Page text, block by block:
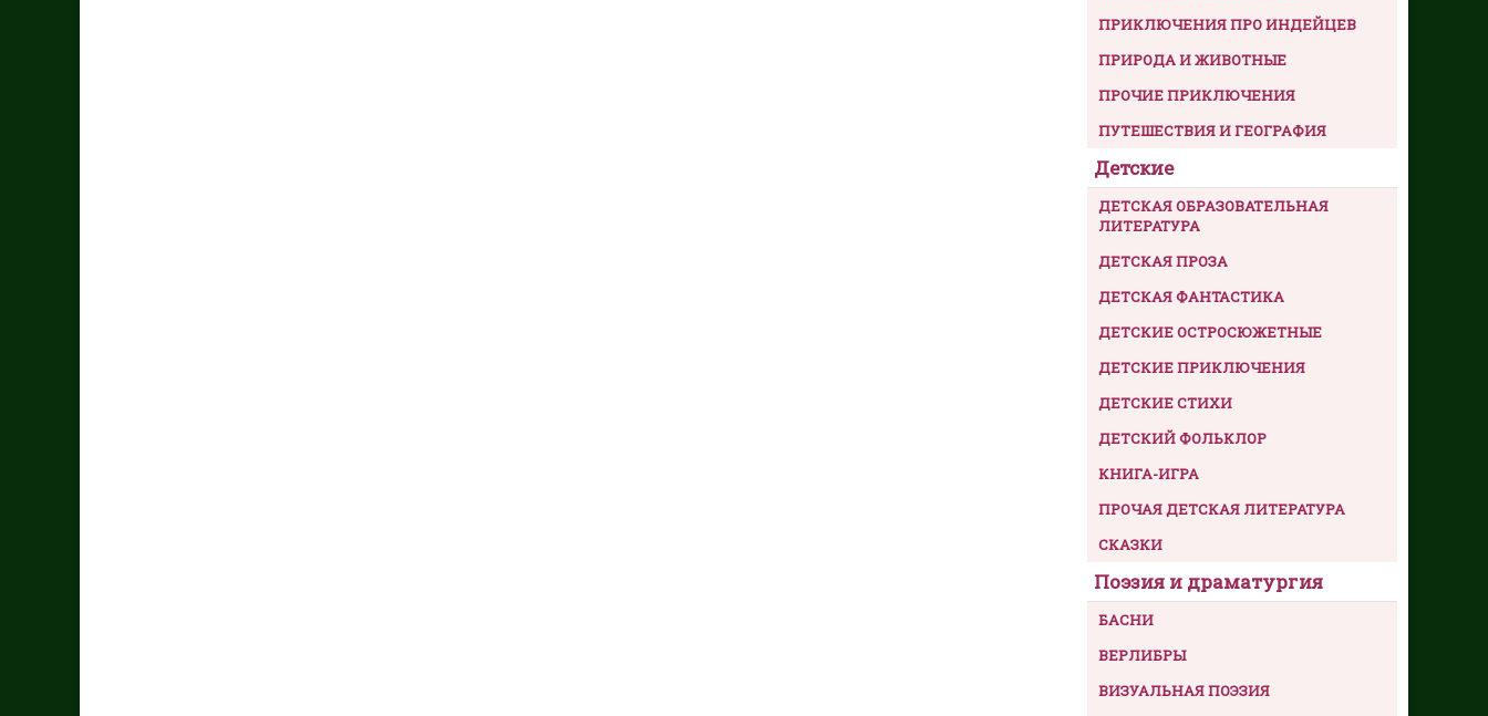
ПРИКЛЮЧЕНИЯ ПРО ИНДЕЙЦЕВ
ПРИРОДА И ЖИВОТНЫЕ
ПРОЧИЕ ПРИКЛЮЧЕНИЯ
ПУТЕШЕСТВИЯ И ГЕОГРАФИЯ
Детские
ДЕТСКАЯ ОБРАЗОВАТЕЛЬНАЯ
ЛИТЕРАТУРА
ДЕТСКАЯ ПРОЗА
ДЕТСКАЯ ФАНТАСТИКА
ДЕТСКИЕ ОСТРОСЮЖЕТНЫЕ
ДЕТСКИЕ ПРИКЛЮЧЕНИЯ
ДЕТСКИЕ СТИХИ
ДЕТСКИЙ ФОЛЬКЛОР
КНИГА-ИГРА
ПРОЧАЯ ДЕТСКАЯ ЛИТЕРАТУРА
СКАЗКИ
Поэзия и драматургия
БАСНИ
ВЕРЛИБРЫ
ВИЗУАЛЬНАЯ ПОЭЗИЯ